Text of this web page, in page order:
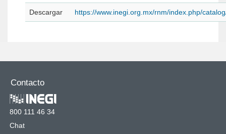
Descargar https://www.inegi.org.mx/rnm/index.php/
Contacto
800 111 46 34
Chat